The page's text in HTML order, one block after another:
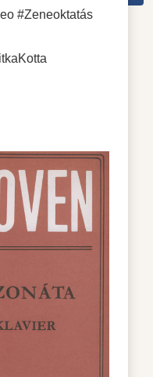
#Zeneoktatás